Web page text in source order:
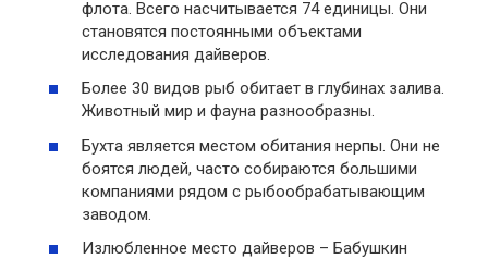
флота. Всего насчитывается 74 единицы. Они
становятся постоянными объектами
исследования дайверов.
Более 30 видов рыб обитает в глубинах залива.
Животный мир и фауна разнообразны.
Бухта является местом обитания нерпы. Они не
боятся людей, часто собираются большими
компаниями рядом с рыбообрабатывающим
заводом.
Излюбленное место дайверов – Бабушкин